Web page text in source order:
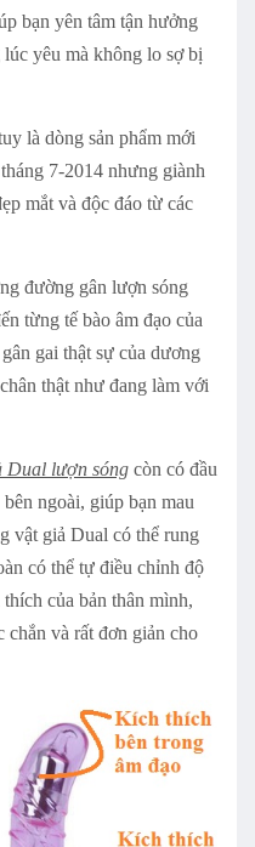
bạn yên tâm tận hưởng
yêu mà không lo sợ bị
là dòng sản phẩm mới
7-2014 nhưng giành
mắt và độc đáo từ các
đường gân lượn sóng
từng tế bào âm đạo của
gai thật sự của dương
thật như đang làm với
Dual lượn sóng còn có đầu
ngoài, giúp bạn mau
vật giả Dual có thể rung
có thể tự điều chỉnh độ
của bản thân mình,
chắn và rất đơn giản cho